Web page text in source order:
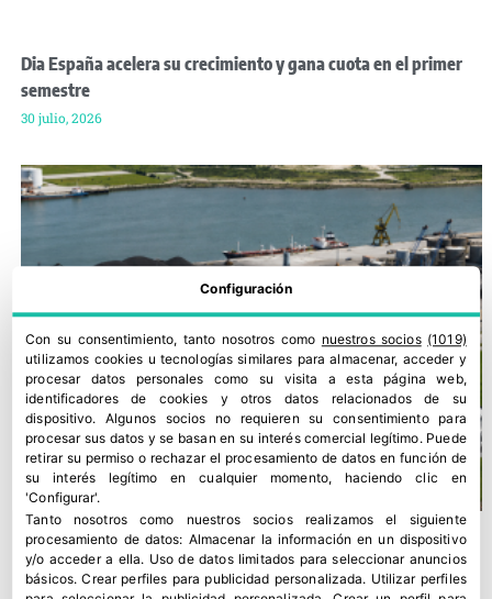
Dia España acelera su crecimiento y gana cuota en el primer
semestre
30 julio, 2026
Configuración
Con su consentimiento, tanto nosotros como nuestros socios (1019)
utilizamos cookies u tecnologías similares para almacenar, acceder y
procesar datos personales como su visita a esta página web,
identificadores de cookies y otros datos relacionados de su
dispositivo. Algunos socios no requieren su consentimiento para
procesar sus datos y se basan en su interés comercial legítimo. Puede
retirar su permiso o rechazar el procesamiento de datos en función de
su interés legítimo en cualquier momento, haciendo clic en
'Configurar'.
Tanto nosotros como nuestros socios realizamos el siguiente
procesamiento de datos: Almacenar la información en un dispositivo
y/o acceder a ella. Uso de datos limitados para seleccionar anuncios
básicos.Crear perfiles para publicidad personalizada. Utilizar perfiles